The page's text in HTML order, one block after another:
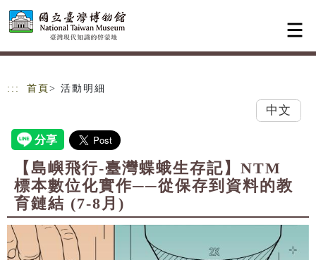
跳到主要內容
網站導覽
::: 首頁 > 活動明細
中文
【島嶼飛行-臺灣蝶蛾生存記】NTM
標本數位化實作──從保存到資料的教
育鏈結 (7-8月)